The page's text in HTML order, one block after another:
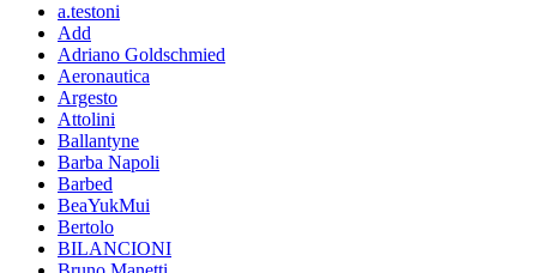
a.testoni
Add
Adriano Goldschmied
Aeronautica
Argesto
Attolini
Ballantyne
Barba Napoli
Barbed
BeaYukMui
Bertolo
BILANCIONI